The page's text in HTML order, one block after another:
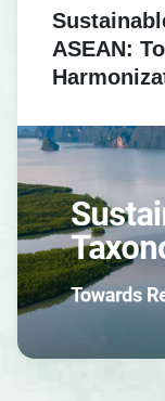
ASEAN: